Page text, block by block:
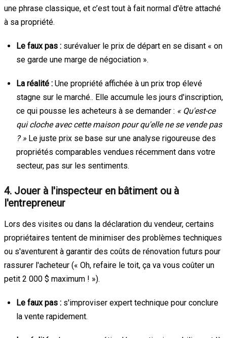
une phrase classique, et c’est tout à fait normal d'être attaché
à sa propriété.
Le faux pas : surévaluer le prix de départ en se disant « on
se garde une marge de négociation ».
La réalité : Une propriété affichée à un prix trop élevé
stagne sur le marché.. Elle accumule les jours d'inscription,
ce qui pousse les acheteurs à se demander : « Qu'est-ce
qui cloche avec cette maison pour qu'elle ne se vende pas
? » Le juste prix se base sur une analyse rigoureuse des
propriétés comparables vendues récemment dans votre
secteur, pas sur les sentiments.
4. Jouer à l'inspecteur en bâtiment ou à
l'entrepreneur
Lors des visites ou dans la déclaration du vendeur, certains
propriétaires tentent de minimiser des problèmes techniques
ou s'aventurent à garantir des coûts de rénovation futurs pour
rassurer l'acheteur (« Oh, refaire le toit, ça va vous coûter un
petit 2 000 $ maximum ! »).
Le faux pas : s'improviser expert technique pour conclure
la vente rapidement.